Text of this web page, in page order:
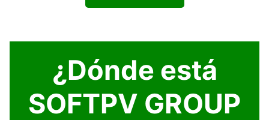
¿Dónde está
SOFTPV GROUP